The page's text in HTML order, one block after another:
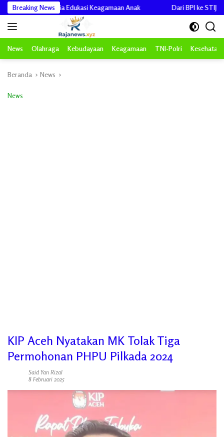
Langsung
ke
konten
Breaking News
Media Edukasi Keagamaan Anak Dari BPI ke STIJNAS, TB
News Olahraga Kebudayaan Keagamaan TNI-Polri Kesehatan
Beranda News
News
KIP Aceh Nyatakan MK Tolak Tiga
Permohonan PHPU Pilkada 2024
Said Yan Rizal
8 Februari 2025